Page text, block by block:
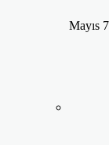
Mayıs